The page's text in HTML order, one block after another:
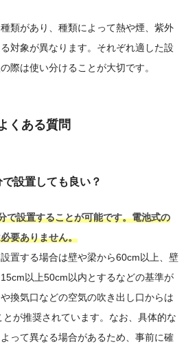
類があり、種類によって熱や煙、紫外
対象が異なります。それぞれ適した設
際は使い分けることが大切です。
くある質問
設置しても良い？
で設置することが可能です。電池式の
要ありません。
置する場合は壁や梁から60cm以上、壁
以上50cm以内とするなどの基準が
換気口などの空気の吹き出し口からは
が推奨されています。なお、具体的な
って異なる場合があるため、事前に確